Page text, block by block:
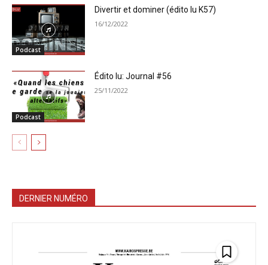
Podcast
Divertir et dominer (édito lu K57)
16/12/2022
Podcast
Édito lu: Journal #56
25/11/2022
DERNIER NUMÉRO